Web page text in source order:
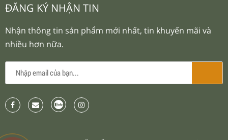
ĐĂNG KÝ NHẬN TIN
Nhận thông tin sản phẩm mới nhất, tin khuyến mãi và
nhiều hơn nữa.